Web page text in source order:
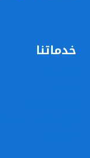
خدماتنا